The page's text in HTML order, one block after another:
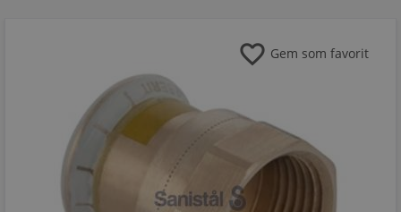
favorite Gem som favorit